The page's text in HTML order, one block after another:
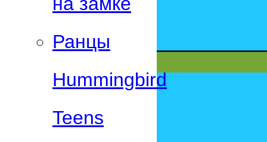
Ранцы
Hummingbird
Teens